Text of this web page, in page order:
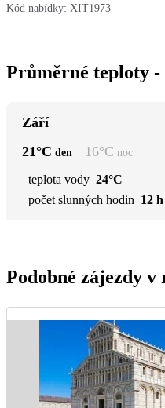
Kód nabídky: XIT1973
Průměrné teploty -
Září
21°C den 16°C noc
teplota vody 24°C
počet slunných hodin 12 h
Podobné zájezdy v